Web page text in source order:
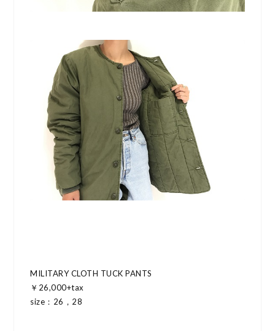
MILITARY CLOTH TUCK PANTS
￥26,000+tax
size：26，28